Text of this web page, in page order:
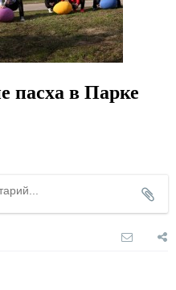
пасха в Парке